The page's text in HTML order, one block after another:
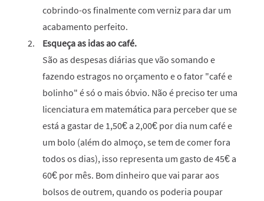
cobrindo-os finalmente com verniz para dar um
acabamento perfeito.
Esqueça as idas ao café.
São as despesas diárias que vão somando e
fazendo estragos no orçamento e o fator "café e
bolinho" é só o mais óbvio. Não é preciso ter uma
licenciatura em matemática para perceber que se
está a gastar de 1,50€ a 2,00€ por dia num café e
um bolo (além do almoço, se tem de comer fora
todos os dias), isso representa um gasto de 45€ a
60€ por mês. Bom dinheiro que vai parar aos
bolsos de outrem, quando os poderia poupar